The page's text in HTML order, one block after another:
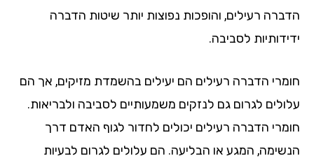
הדברה רעילים, והופכות נפוצות יותר שיטות הדברה
ידידותיות לסביבה.
חומרי הדברה רעילים הם יעילים בהשמדת מזיקים, אך הם
עלולים לגרום גם לנזקים משמעותיים לסביבה ולבריאות.
חומרי הדברה רעילים יכולים לחדור לגוף האדם דרך
הנשימה, המגע או הבליעה. הם עלולים לגרום לבעיות